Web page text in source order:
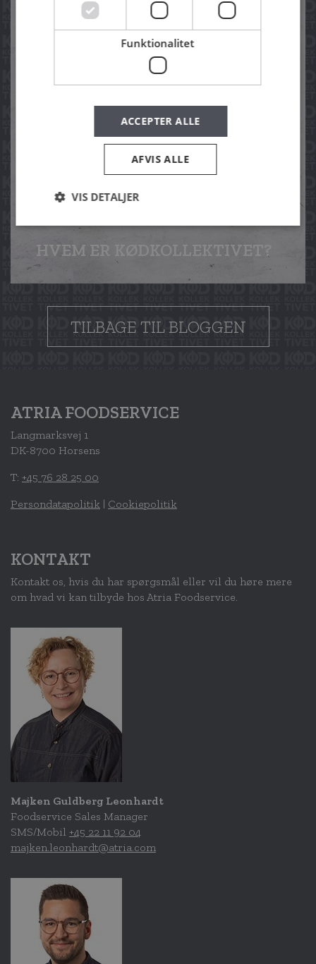
HVEM ER KØD­KOLLEKTIVET?
TILBAGE TIL BLOGGEN
ATRIA FOODSERVICE
Langmarksvej 1
DK-8700 Horsens
T: +45 76 28 25 00
Persondatapolitik | Cookiepolitik
KONTAKT
Kontakt os, hvis du har spørgsmål eller vil du høre mere
om hvad vi kan tilbyde hos Atria Foodservice.
Majken Guldberg Leonhardt
Foodservice Sales Manager
SMS/Mobil +45 22 11 92 04
majken.leonhardt@atria.com
Funktionalitet
ACCEPTER ALLE
AFVIS ALLE
VIS DETALJER